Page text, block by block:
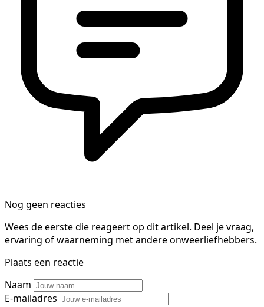
Nog geen reacties
Wees de eerste die reageert op dit artikel. Deel je vraag,
ervaring of waarneming met andere onweerliefhebbers.
Plaats een reactie
Naam
E-mailadres